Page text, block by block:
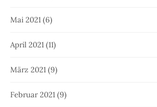
Mai 2021 (6)
April 2021 (11)
März 2021 (9)
Februar 2021 (9)